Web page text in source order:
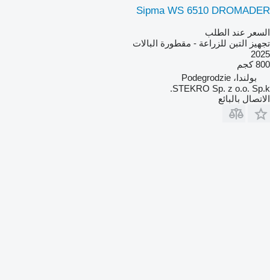
Sipma WS 6510 DROMADER
السعر عند الطلب
تجهيز التبن للزراعة - مقطورة البالات
2025
800 كجم
بولندا، Podegrodzie
STEKRO Sp. z o.o. Sp.k.
الاتصال بالبائع